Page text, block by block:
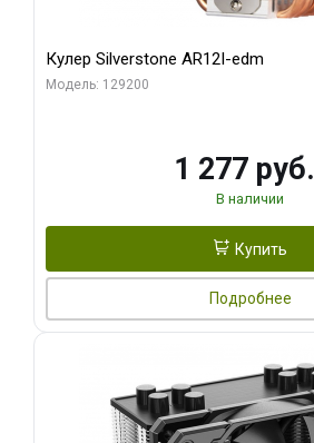
Кулер Silverstone AR12I-edm
Модель: 129200
1 277 руб.
В наличии
Купить
Подробнее